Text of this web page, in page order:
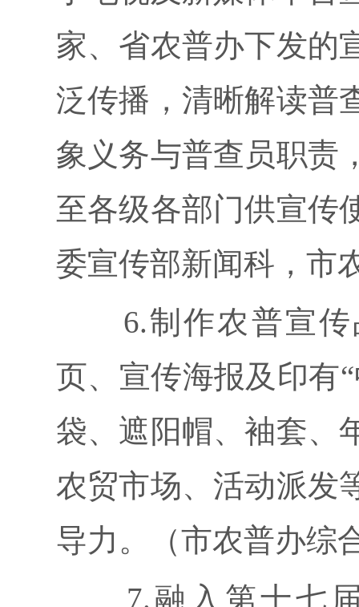
家、省农普办下发的
泛传播，清晰解读普
象义务与普查员职责
至各级各部门供宣传
委宣传部新闻科，市
6.制作农普宣传
页、宣传海报及印有
袋、遮阳帽、袖套、
农贸市场、活动派发
导力。（市农普办综
7.融入第十七届“